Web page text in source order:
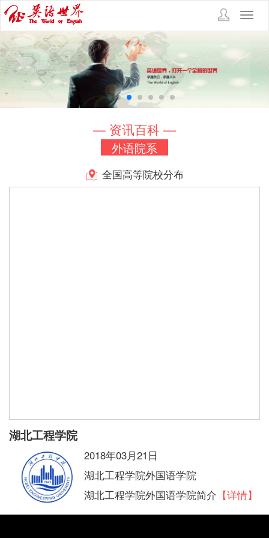
— 资讯百科 —
外语院系
全国高等院校分布
湖北工程学院
2018年03月21日
湖北工程学院外国语学院
湖北工程学院外国语学院简介 【详情】